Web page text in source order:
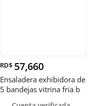
RD$ 57,660
Ensaladera exhibidora de
5 bandejas vitrina fria b